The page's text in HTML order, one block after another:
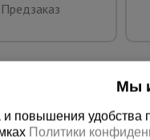
Предзаказ
Мы
повышения
Политики